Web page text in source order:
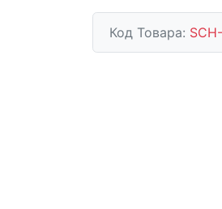
Код Товара: